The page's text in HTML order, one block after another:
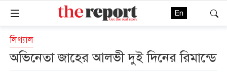
En
লিগ্যাল
অভিনেতা জাহের আলভী দুই দিনের রিমান্ডে